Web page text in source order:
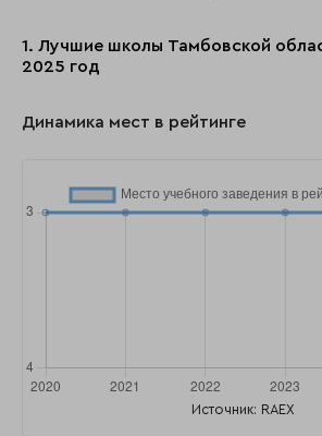
1. Лучшие школы Тамбовской
2025 год
Динамика мест в рейтинге
Источник: RAEX